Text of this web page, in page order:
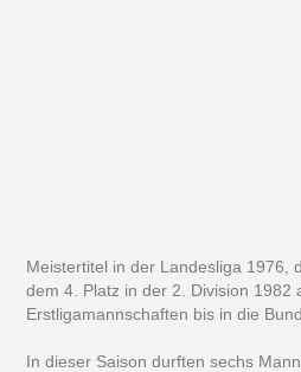
Meistertitel in der Landesliga 1976,
dem 4. Platz in der 2. Division 1982
Erstligamannschaften bis in die
In dieser Saison durften sechs